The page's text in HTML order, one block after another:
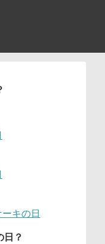
キの日
日？